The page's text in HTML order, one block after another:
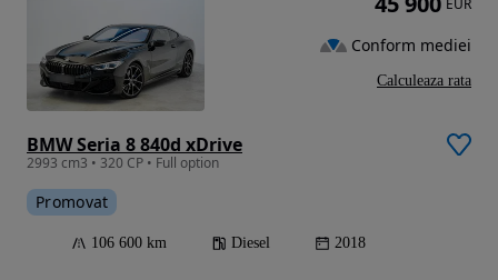
BMW Seria 8 840d xDrive
2993 cm3 • 320 CP • Full option
Promovat
106 600 km Diesel 2018
EUR
Conform mediei
Calculeaza rata